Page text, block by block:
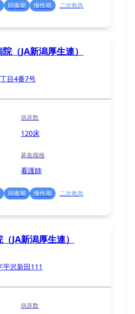
回復期 慢性期
二次救急
（JA新潟厚生連）
目4番7号
病床数
120床
募集職種
看護師
回復期 慢性期
二次救急
JA新潟厚生連）
平沢新田111
病床数